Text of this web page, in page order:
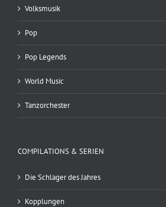
Volksmusik
Pop
Pop Legends
World Music
Tanzorchester
COMPILATIONS & SERIEN
Die Schlager des Jahres
Kopplungen